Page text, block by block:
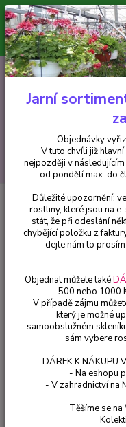
Minimální hodnota
V tuto chvíli již hlavní
nejpozději v
+420 602 223 614
Bylinky a léčivky
lékařský) - cena za kus v 3-
Borago
lékařský
cena za kus
Jarní
Objednávky
V tuto chvíli již
nejpozději v
od pondělí max. do
Důležité upozornění:
rostliny, které jsou na
stát, že při odeslání
chybějící položku z
dejte nám to
Objednat můžete také
500 nebo 1000
V případě zájmu
který je možné
samoobslužném
sám vybere
DÁREK K NÁKUPU
- Na eshopu
- V zahradnictví na
Těšíme se na